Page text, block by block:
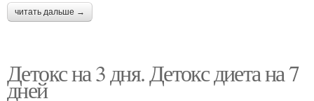
читать дальше →
Детокс на 3 дня. Детокс диета на 7
дней